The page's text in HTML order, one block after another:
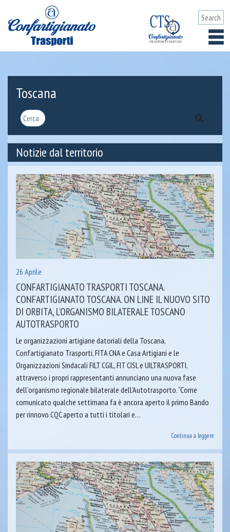
Toscana
Notizie dal territorio
26 Aprile
CONFARTIGIANATO TRASPORTI TOSCANA.
CONFARTIGIANATO TOSCANA. ON LINE IL NUOVO SITO
DI ORBITA, L’ORGANISMO BILATERALE TOSCANO
AUTOTRASPORTO
Le organizzazioni artigiane datoriali della Toscana,
Confartigianato Trasporti, FITA CNA e Casa Artigiani e le
Organizzazioni Sindacali FILT CGIL, FIT CISL e UILTRASPORTI,
attraverso i propri rappresentanti annunciano una nuova fase
dell’organismo regionale bilaterale dell’Autotrasporto. “Come
comunicato qualche settimana fa è ancora aperto il primo Bando
per rinnovo CQC aperto a tutti i titolari e…
Continua a leggere